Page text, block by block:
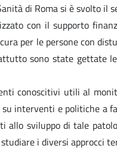
di Roma si è svolto il
con il supporto
per le persone con
sono state
conoscitivi utili al
interventi e politiche a
sviluppo di tale
i diversi